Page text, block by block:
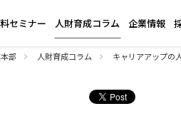
セミナー 人財育成コラム 企業情報
部 人財育成コラム キャリアアップの